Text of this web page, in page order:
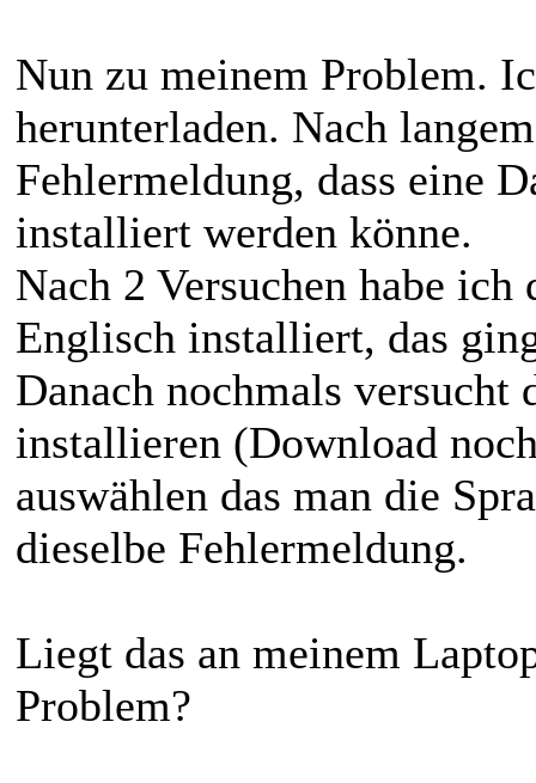
Nun zu meinem Problem.
herunterladen. Nach
Fehlermeldung, dass eine
installiert werden könne.
Nach 2 Versuchen habe
Englisch installiert, das
Danach nochmals versucht
installieren (Download
auswählen das man die
dieselbe Fehlermeldung.
Liegt das an meinem
Problem?